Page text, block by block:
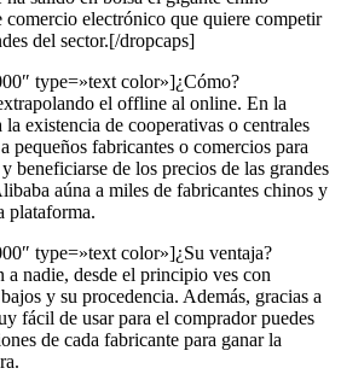
electrónico que quiere competir
del sector.[/dropcaps]
type=»text color»]¿Cómo?
el offline al online. En la
existencia de cooperativas o centrales
pequeños fabricantes o comercios para
beneficiarse de los precios de las grandes
aúna a miles de fabricantes chinos y
plataforma.
type=»text color»]¿Su ventaja?
a nadie, desde el principio ves con
y su procedencia. Además, gracias a
fácil de usar para el comprador puedes
de cada fabricante para ganar la